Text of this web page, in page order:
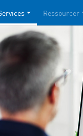
Ressourcer